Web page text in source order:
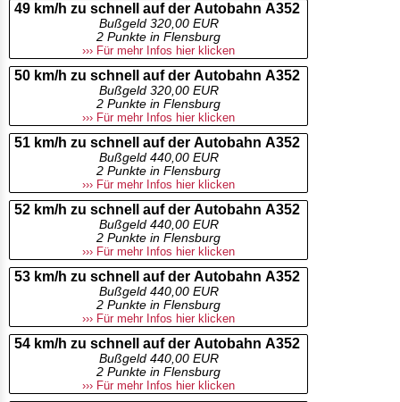
49 km/h zu schnell auf der Autobahn A352
Bußgeld 320,00 EUR
2 Punkte in Flensburg
››› Für mehr Infos hier klicken
50 km/h zu schnell auf der Autobahn A352
Bußgeld 320,00 EUR
2 Punkte in Flensburg
››› Für mehr Infos hier klicken
51 km/h zu schnell auf der Autobahn A352
Bußgeld 440,00 EUR
2 Punkte in Flensburg
››› Für mehr Infos hier klicken
52 km/h zu schnell auf der Autobahn A352
Bußgeld 440,00 EUR
2 Punkte in Flensburg
››› Für mehr Infos hier klicken
53 km/h zu schnell auf der Autobahn A352
Bußgeld 440,00 EUR
2 Punkte in Flensburg
››› Für mehr Infos hier klicken
54 km/h zu schnell auf der Autobahn A352
Bußgeld 440,00 EUR
2 Punkte in Flensburg
››› Für mehr Infos hier klicken